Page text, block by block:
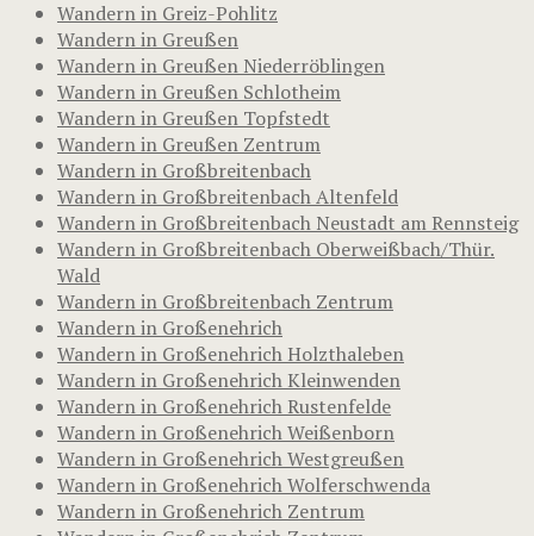
Wandern in Greiz-Pohlitz
Wandern in Greußen
Wandern in Greußen Niederröblingen
Wandern in Greußen Schlotheim
Wandern in Greußen Topfstedt
Wandern in Greußen Zentrum
Wandern in Großbreitenbach
Wandern in Großbreitenbach Altenfeld
Wandern in Großbreitenbach Neustadt am Rennsteig
Wandern in Großbreitenbach Oberweißbach/Thür.
Wald
Wandern in Großbreitenbach Zentrum
Wandern in Großenehrich
Wandern in Großenehrich Holzthaleben
Wandern in Großenehrich Kleinwenden
Wandern in Großenehrich Rustenfelde
Wandern in Großenehrich Weißenborn
Wandern in Großenehrich Westgreußen
Wandern in Großenehrich Wolferschwenda
Wandern in Großenehrich Zentrum